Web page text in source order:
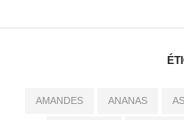
AMANDES ANANAS